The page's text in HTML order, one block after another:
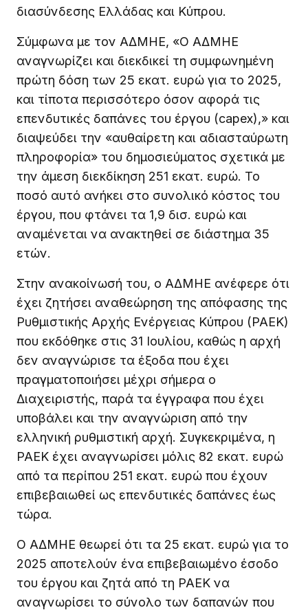
διασύνδεσης Ελλάδας και Κύπρου.
Σύμφωνα με τον ΑΔΜΗΕ, «Ο ΑΔΜΗΕ
αναγνωρίζει και διεκδικεί τη συμφωνημένη
πρώτη δόση των 25 εκατ. ευρώ για το 2025,
και τίποτα περισσότερο όσον αφορά τις
επενδυτικές δαπάνες του έργου (capex),» και
διαψεύδει την «αυθαίρετη και αδιασταύρωτη
πληροφορία» του δημοσιεύματος σχετικά με
την άμεση διεκδίκηση 251 εκατ. ευρώ. Το
ποσό αυτό ανήκει στο συνολικό κόστος του
έργου, που φτάνει τα 1,9 δισ. ευρώ και
αναμένεται να ανακτηθεί σε διάστημα 35
ετών.
Στην ανακοίνωσή του, ο ΑΔΜΗΕ ανέφερε ότι
έχει ζητήσει αναθεώρηση της απόφασης της
Ρυθμιστικής Αρχής Ενέργειας Κύπρου (ΡΑΕΚ)
που εκδόθηκε στις 31 Ιουλίου, καθώς η αρχή
δεν αναγνώρισε τα έξοδα που έχει
πραγματοποιήσει μέχρι σήμερα ο
Διαχειριστής, παρά τα έγγραφα που έχει
υποβάλει και την αναγνώριση από την
ελληνική ρυθμιστική αρχή. Συγκεκριμένα, η
ΡΑΕΚ έχει αναγνωρίσει μόλις 82 εκατ. ευρώ
από τα περίπου 251 εκατ. ευρώ που έχουν
επιβεβαιωθεί ως επενδυτικές δαπάνες έως
τώρα.
Ο ΑΔΜΗΕ θεωρεί ότι τα 25 εκατ. ευρώ για το
2025 αποτελούν ένα επιβεβαιωμένο έσοδο
του έργου και ζητά από τη ΡΑΕΚ να
αναγνωρίσει το σύνολο των δαπανών που